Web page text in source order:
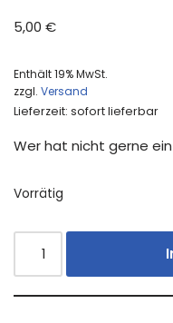
5,00 €
Enthält 19% MwSt.
zzgl. Versand
Lieferzeit: sofort lieferbar
Wer hat nicht gerne
Vorrätig